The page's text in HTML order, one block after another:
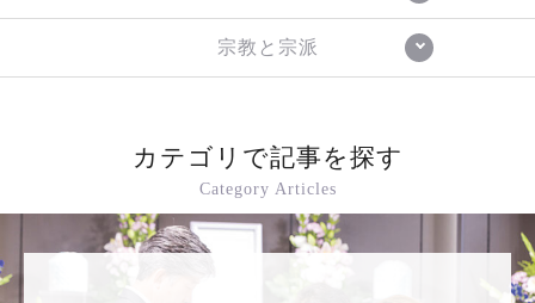
宗教と宗派
カテゴリで記事を探す
Category Articles